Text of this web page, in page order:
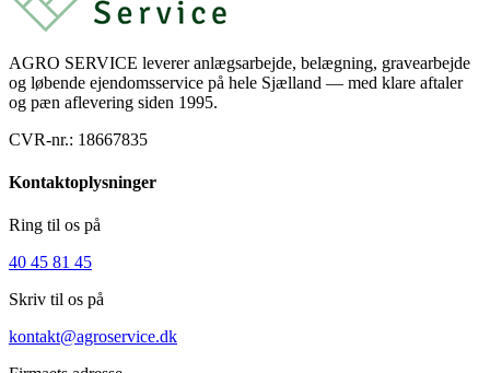
AGRO SERVICE leverer anlægsarbejde, belægning, gravearbejde
og løbende ejendomsservice på hele Sjælland — med klare aftaler
og pæn aflevering siden 1995.
CVR-nr.: 18667835
Kontaktoplysninger
Ring til os på
40 45 81 45
Skriv til os på
kontakt@agroservice.dk